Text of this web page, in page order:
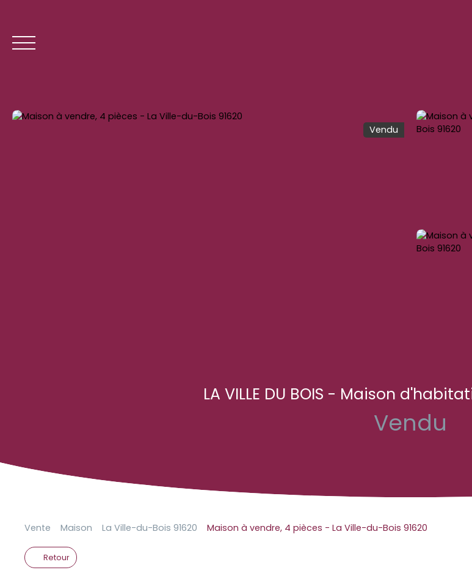
GESTION LOCATIVE
Vendu
LA VILLE DU BOIS - Maison
Vendu
Vente Maison La Ville-du-Bois 91620 Maison à vendre, 4 pièces - La Ville-du-Bois 91620
Retour